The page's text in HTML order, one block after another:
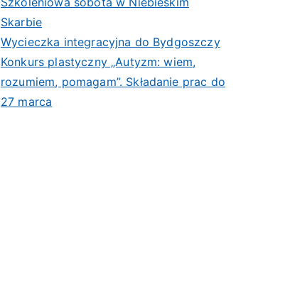
Skarbie
Wycieczka integracyjna do Bydgoszczy
Konkurs plastyczny „Autyzm: wiem,
rozumiem, pomagam”. Składanie prac do
27 marca